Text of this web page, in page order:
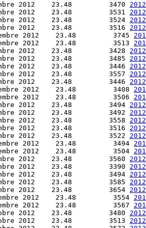
2012    23.48         3470
2012    23.48         3531
2012    23.48         3524
2012    23.48         3516
2012    23.48         3745
2012    23.48         3513
2012    23.48         3428
2012    23.48         3485
2012    23.48         3446
2012    23.48         3557
2012    23.48         3446
2012    23.48         3408
2012    23.48         3506
2012    23.48         3494
2012    23.48         3492
2012    23.48         3558
2012    23.48         3516
2012    23.48         3522
2012    23.48         3494
2012    23.48         3504
2012    23.48         3560
2012    23.48         3390
2012    23.48         3494
2012    23.48         3585
2012    23.48         3654
2012    23.48         3554
2012    23.48         3567
2012    23.48         3480
2012    23.48         3513